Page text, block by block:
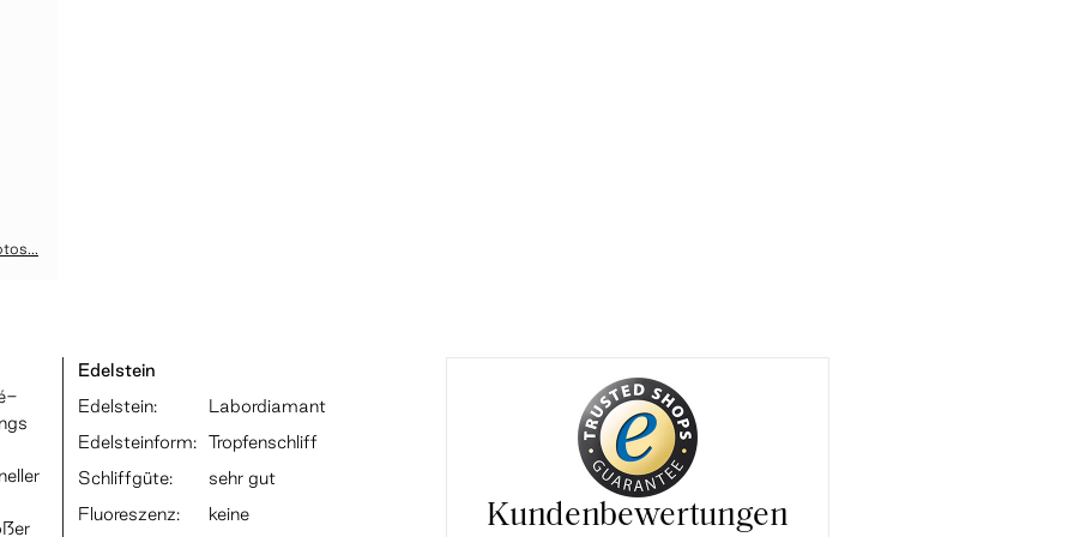
Edelstein
Edelstein:
Labordiamant
Edelsteinform: Tropfenschliff
Schliffgüte:
sehr gut
Fluoreszenz:
keine Kundenbewertungen